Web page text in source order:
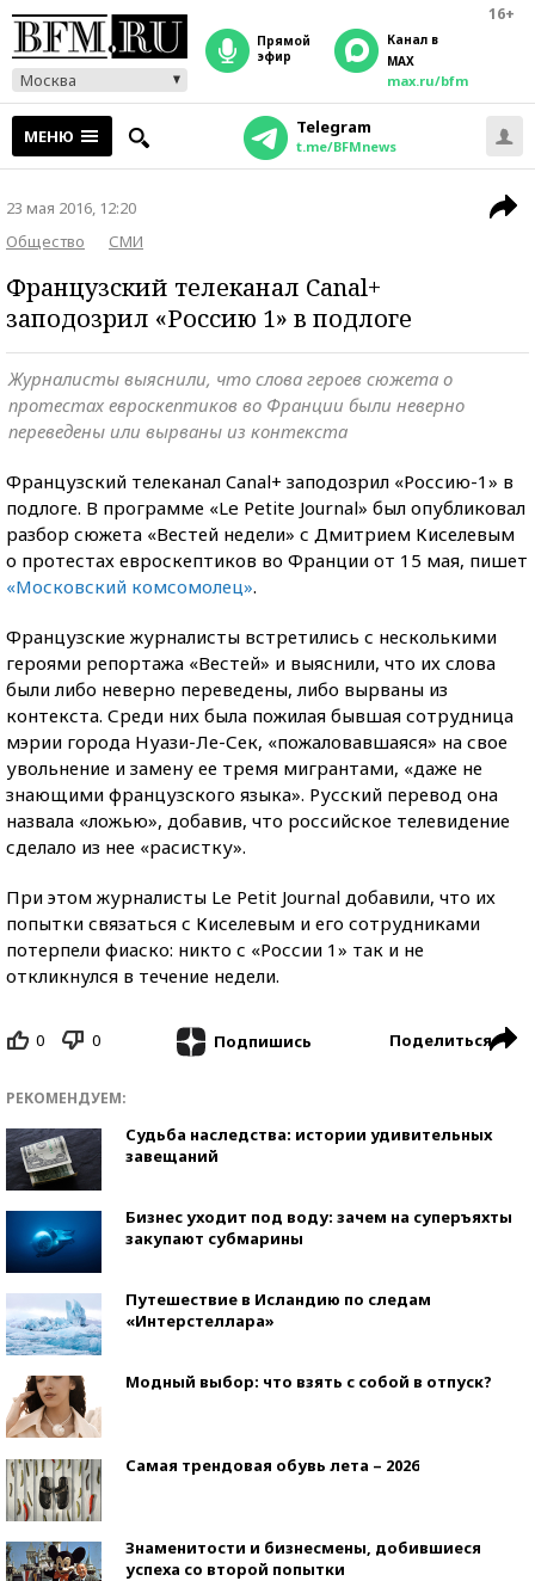
16+
Москва
прямой
эфир
Канал в
MAX
max.ru/bfm
МЕНЮ Telegram
t.me/BFMnews
23 мая 2016, 12:20
Общество
СМИ
Французский телеканал Canal+
заподозрил «Россию 1» в подлоге
Журналисты выяснили, что слова героев сюжета о
протестах евроскептиков во Франции были неверно
переведены или вырваны из контекста
Французский телеканал Canal+ заподозрил «Россию-1» в
подлоге. В программе «Le Petite Journal» был опубликовал
разбор сюжета «Вестей недели» с Дмитрием Киселевым
о протестах евроскептиков во Франции от 15 мая, пишет
«Московский комсомолец».
Французские журналисты встретились с несколькими
героями репортажа «Вестей» и выяснили, что их слова
были либо неверно переведены, либо вырваны из
контекста. Среди них была пожилая бывшая сотрудница
мэрии города Нуази-Ле-Сек, «пожаловавшаяся» на свое
увольнение и замену ее тремя мигрантами, «даже не
знающими французского языка». Русский перевод она
назвала «ложью», добавив, что российское телевидение
сделало из нее «расистку».
При этом журналисты Le Petit Journal добавили, что их
попытки связаться с Киселевым и его сотрудниками
потерпели фиаско: никто с «России 1» так и не
откликнулся в течение недели.
0 0 Подпишись Поделиться
РЕКОМЕНДУЕМ:
Судьба наследства: истории удивительных
завещаний
Бизнес уходит под воду: зачем на суперъяхты
закупают субмарины
Путешествие в Исландию по следам
«Интерстеллара»
Модный выбор: что взять с собой в отпуск?
Самая трендовая обувь лета – 2026
Знаменитости и бизнесмены, добившиеся
успеха со второй попытки